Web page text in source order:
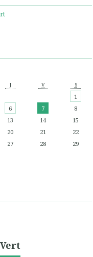
J V S
1
6 7
8
13 14
15
20 21
22
27 28
29